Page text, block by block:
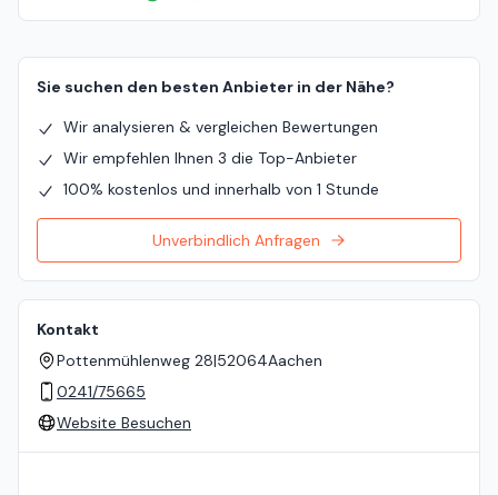
Sie suchen den besten Anbieter in der Nähe?
Wir analysieren & vergleichen Bewertungen
Wir empfehlen Ihnen 3 die Top-Anbieter
100% kostenlos und innerhalb von 1 Stunde
Unverbindlich Anfragen
Kontakt
Pottenmühlenweg 28|52064Aachen
0241/75665
Website Besuchen